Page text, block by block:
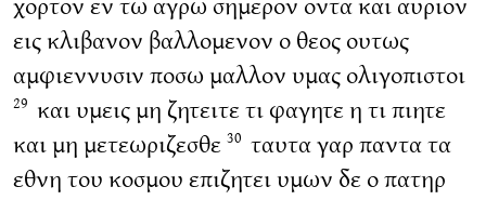
εις κλιβανον βαλλομενον ο θεος ουτως
αμφιεννυσιν ποσω μαλλον υμας ολιγοπιστοι
29 και υμεις μη ζητειτε τι φαγητε η τι πιητε
και μη μετεωριζεσθε 30 ταυτα γαρ παντα τα
εθνη του κοσμου επιζητει υμων δε ο πατηρ